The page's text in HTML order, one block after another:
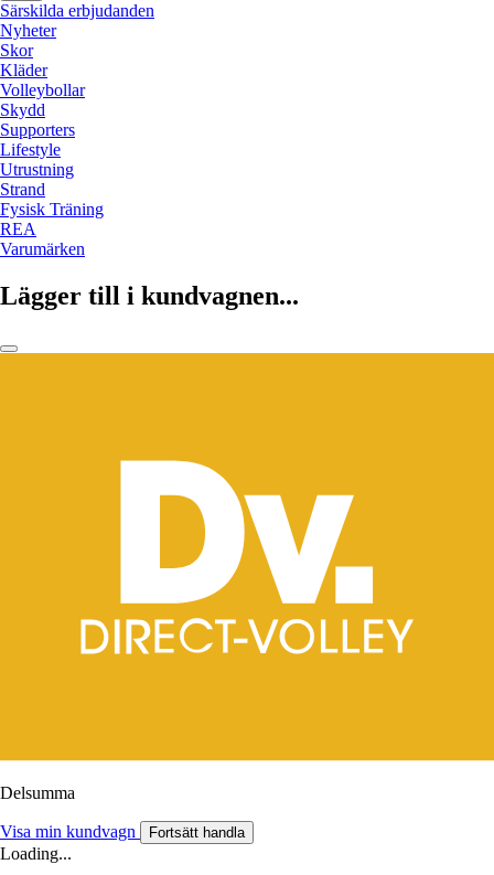
Särskilda erbjudanden
Nyheter
Skor
Kläder
Volleybollar
Skydd
Supporters
Lifestyle
Utrustning
Strand
Fysisk Träning
REA
Varumärken
Lägger till i kundvagnen...
Delsumma
Visa min kundvagn Fortsätt handla
Loading...